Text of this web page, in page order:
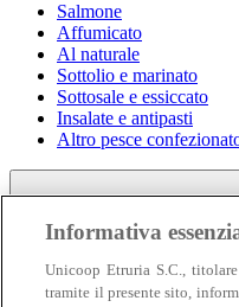
Salmone
Affumicato
Al naturale
Sottolio e marinato
Sottosale e essiccato
Insalate e antipasti
Altro pesce
Informativa
Unicoop Etruria S.C.,
tramite il presente sito,